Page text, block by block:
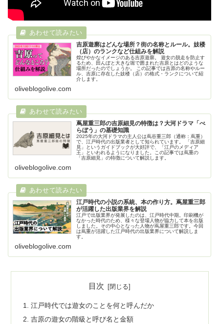
吉原遊廓はどんな場所？街の名称とルール。妓楼
（店）のランクなど仕組みを解説
煌びやかなイメージのある吉原遊廓。 遊女の脱走を防止す
るため、田んぼと大きな堀で囲まれた吉原とはどのような
場所だったのでしょうか。 この記事では吉原の名称やルー
ル、吉原に存在した妓楼（店）の格式・ランクについて紹
介します。
oliveblogolive.com
蔦屋重三郎の吉原細見の特徴は？大河ドラマ「べ
らぼう」の基礎知識
2025年の大河ドラマの主人公は蔦谷重三郎（通称：蔦重）
で、江戸時代の出版業者として知られています。 「吉原細
見」というガイドブックが大好評で、「江戸のメディア
王」といわれるようになりました。この記事では蔦重の
「吉原細見」の特徴について解説します。
oliveblogolive.com
江戸時代の小説の系統、本の作り方。蔦屋重三郎
が活躍した出版業界を解説
江戸で出版業界が発展したのは、江戸時代中期。印刷機が
なかった時代のため、様々な登場人物が協力して本を出版
しました。その中心となった人物が蔦屋重三郎です。今回
は蔦重が活躍した江戸時代の出版業界について解説しま
す。
oliveblogolive.com
目次
江戸時代では遊女のことを何と呼んだか
吉原の遊女の階級と呼び名と金額